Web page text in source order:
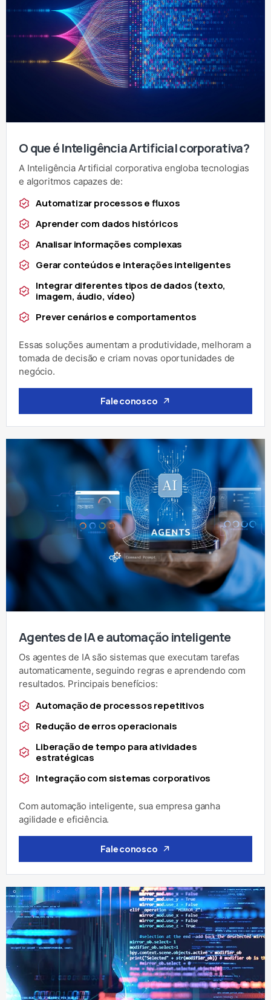
O que é Inteligência Artificial corporativa?
A Inteligência Artificial corporativa engloba tecnologias
e algoritmos capazes de:
Automatizar processos e fluxos
Aprender com dados históricos
Analisar informações complexas
Gerar conteúdos e interações inteligentes
Integrar diferentes tipos de dados (texto,
imagem, áudio, vídeo)
Prever cenários e comportamentos
Essas soluções aumentam a produtividade, melhoram a
tomada de decisão e criam novas oportunidades de
negócio.
Fale conosco
Agentes de IA e automação inteligente
Os agentes de IA são sistemas que executam tarefas
automaticamente, seguindo regras e aprendendo com
resultados. Principais benefícios:
Automação de processos repetitivos
Redução de erros operacionais
Liberação de tempo para atividades
estratégicas
Integração com sistemas corporativos
Com automação inteligente, sua empresa ganha
agilidade e eficiência.
Fale conosco